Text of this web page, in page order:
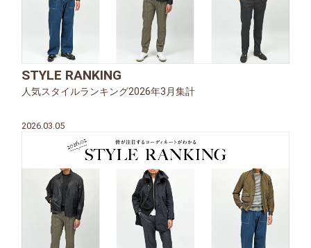
STYLE RANKING
人気スタイルランキング2026年3月集計
2026.03.05